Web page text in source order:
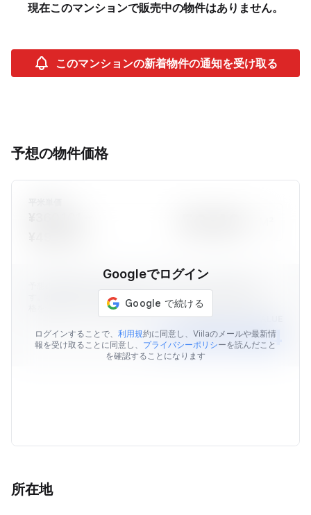
現在このマンションで販売中の物件はありません。
このマンションの新着物件の通知を受け取る
予想の物件価格
Googleでログイン
ログインすることで、 利用規約に同意し、Viilaのメールや最新情
報を受け取ることに同意し、 プライバシーポリシーを読んだこと
を確認することになります
す。表示されている予想価格はあくまでも目安であり、販売価
格を保証するものではありません。
AVERAGE MARKET VALUE
￥21,876,964
所在地